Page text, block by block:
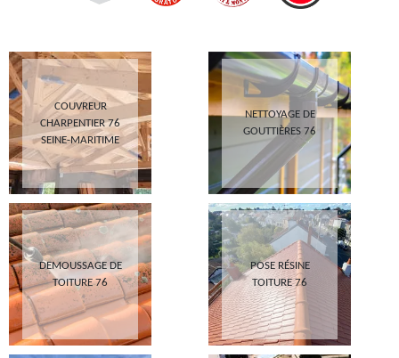
COUVREUR
CHARPENTIER 76
SEINE-MARITIME
NETTOYAGE DE
GOUTTIÈRES 76
DEMOUSSAGE DE
TOITURE 76
POSE RÉSINE
TOITURE 76